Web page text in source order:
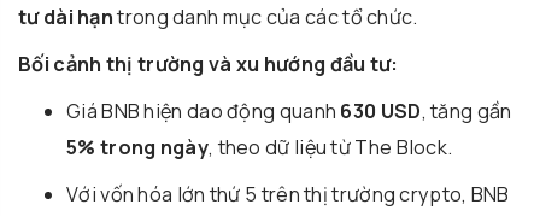
tư dài hạntrong danh mục của các tổ chức.
Bối cảnh thị trường và xu hướng đầu tư:
Giá BNB hiện dao động quanh 630 USD, tăng gần
5% trong ngày, theo dữ liệu từ The Block.
Với vốn hóa lớn thứ 5 trên thị trường crypto, BNB